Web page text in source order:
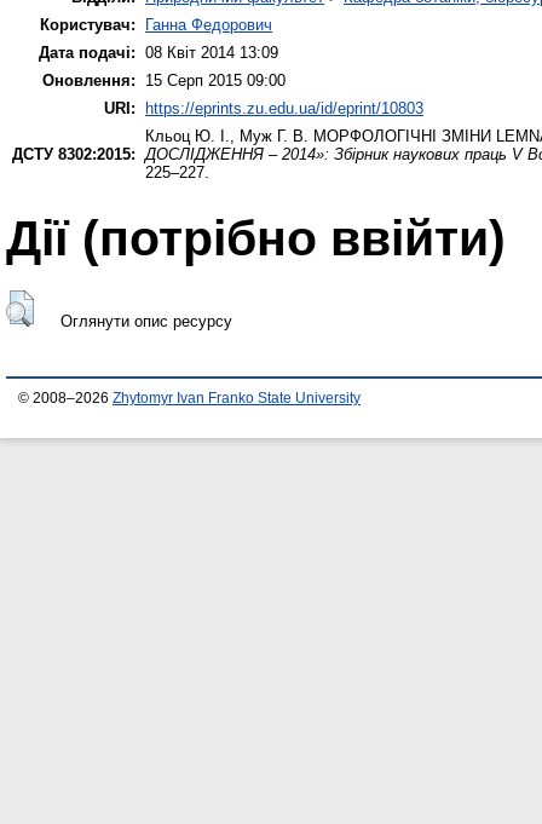
Користувач:
Ганна Федорович
Дата подачі: 08 Квіт 2014 13:09
Оновлення:
15 Серп 2015 09:00
URI: https://eprints.zu.edu.ua/id/eprint/10803
ДСТУ 8302:2015:
Кльоц Ю. І. Муж Г. В.
МОРФОЛОГІЧНІ ЗМІНИ
ДОСЛІДЖЕННЯ – 2014»: Збірник наукових праць V
225–227.
Дії ​​(потрібно ввійти)
Оглянути опис ресурсу
© 2008–2026 Zhytomyr Ivan Franko State University